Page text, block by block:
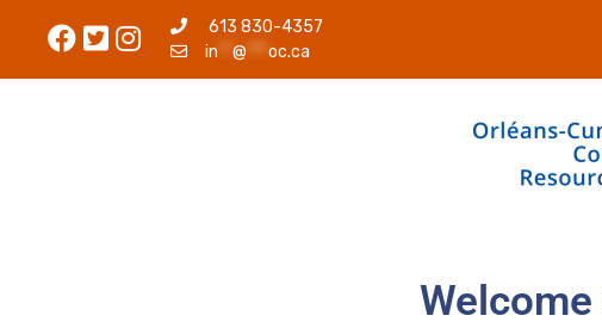
613 830-4357
in ** @ ***oc.ca